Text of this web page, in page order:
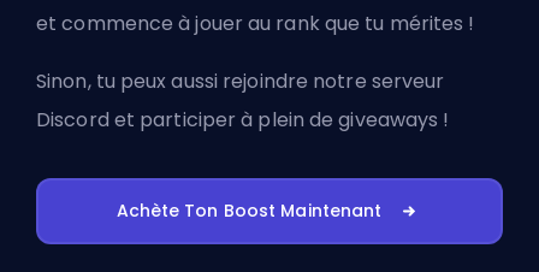
et commence à jouer au rank que tu mérites !
Sinon, tu peux aussi rejoindre notre serveur
Discord et participer à plein de giveaways !
Achète Ton Boost Maintenant